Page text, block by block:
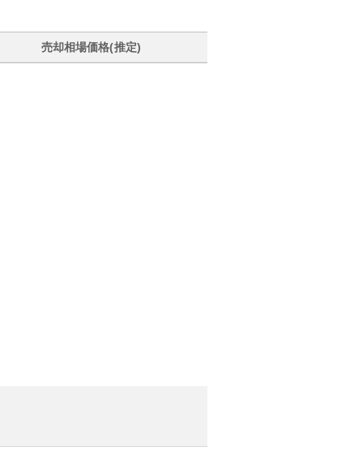
売却相場価格(推定)